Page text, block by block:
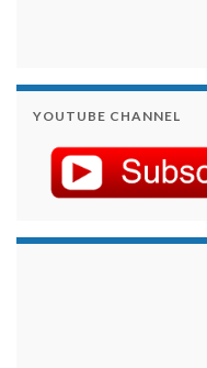
YOUTUBE CHANNEL